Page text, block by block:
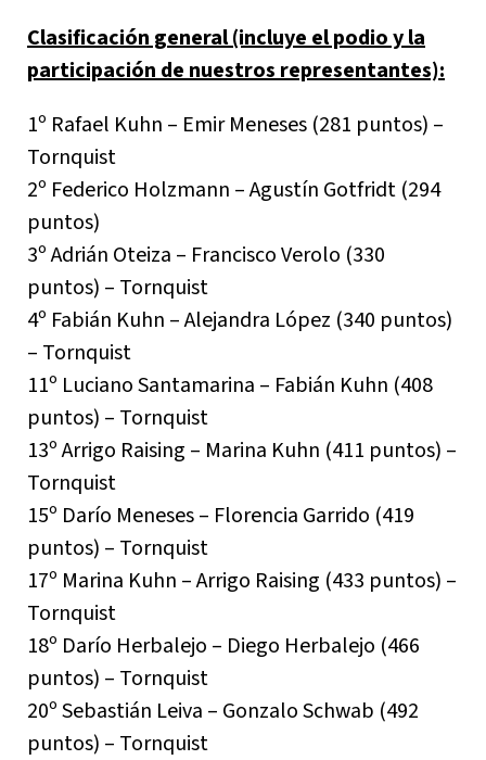
Clasificación general (incluye el podio y la
participación de nuestros representantes):
1º Rafael Kuhn – Emir Meneses (281 puntos) –
Tornquist
2º Federico Holzmann – Agustín Gotfridt (294
puntos)
3º Adrián Oteiza – Francisco Verolo (330
puntos) – Tornquist
4º Fabián Kuhn – Alejandra López (340 puntos)
– Tornquist
11º Luciano Santamarina – Fabián Kuhn (408
puntos) – Tornquist
13º Arrigo Raising – Marina Kuhn (411 puntos) –
Tornquist
15º Darío Meneses – Florencia Garrido (419
puntos) – Tornquist
17º Marina Kuhn – Arrigo Raising (433 puntos) –
Tornquist
18º Darío Herbalejo – Diego Herbalejo (466
puntos) – Tornquist
20º Sebastián Leiva – Gonzalo Schwab (492
puntos) – Tornquist